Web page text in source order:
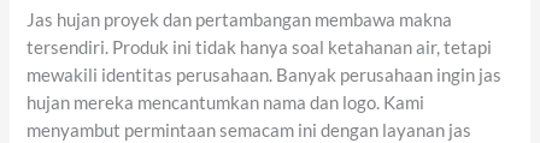
Jas hujan proyek dan pertambangan membawa makna
tersendiri. Produk ini tidak hanya soal ketahanan air, tetapi
mewakili identitas perusahaan. Banyak perusahaan ingin jas
hujan mereka mencantumkan nama dan logo. Kami
menyambut permintaan semacam ini dengan layanan jas